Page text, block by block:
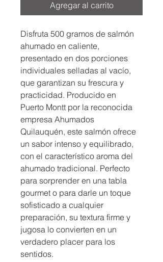
Agregar al carrito
Disfruta 500 gramos de salmón
ahumado en caliente,
presentado en dos porciones
individuales selladas al vacío,
que garantizan su frescura y
practicidad. Producido en
Puerto Montt por la reconocida
empresa Ahumados
Quilauquén, este salmón ofrece
un sabor intenso y equilibrado,
con el característico aroma del
ahumado tradicional. Perfecto
para sorprender en una tabla
gourmet o para darle un toque
sofisticado a cualquier
preparación, su textura firme y
jugosa lo convierten en un
verdadero placer para los
sentidos.